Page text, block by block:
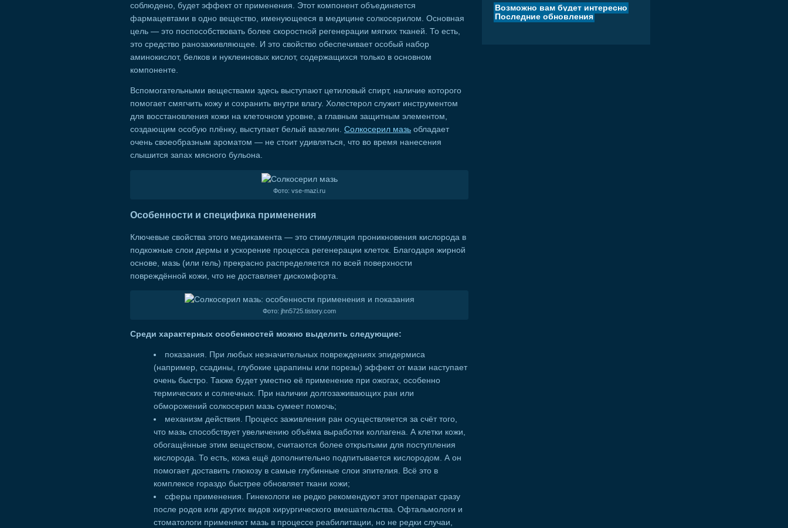
соблюдено, будет эффект от применения. Этот компонент объединяется
фармацевтами в одно вещество, именующееся в медицине солкосерилом. Основная
цель — это поспособствовать более скоростной регенерации мягких тканей. То есть,
это средство ранозаживляющее. И это свойство обеспечивает особый набор
аминокислот, белков и нуклеиновых кислот, содержащихся только в основном
компоненте.
Вспомогательными веществами здесь выступают цетиловый спирт, наличие которого
помогает смягчить кожу и сохранить внутри влагу. Холестерол служит инструментом
для восстановления кожи на клеточном уровне, а главным защитным элементом,
создающим особую плёнку, выступает белый вазелин. Солкосерил мазь обладает
очень своеобразным ароматом — не стоит удивляться, что во время нанесения
слышится запах мясного бульона.
Фото: vse-mazi.ru
Особенности и специфика применения
Ключевые свойства этого медикамента — это стимуляция проникновения кислорода в
подкожные слои дермы и ускорение процесса регенерации клеток. Благодаря жирной
основе, мазь (или гель) прекрасно распределяется по всей поверхности
повреждённой кожи, что не доставляет дискомфорта.
Фото: jhn5725.tistory.com
Среди характерных особенностей можно выделить следующие:
показания. При любых незначительных повреждениях эпидермиса
(например, ссадины, глубокие царапины или порезы) эффект от мази наступает
очень быстро. Также будет уместно её применение при ожогах, особенно
термических и солнечных. При наличии долгозаживающих ран или
обморожений солкосерил мазь сумеет помочь;
механизм действия. Процесс заживления ран осуществляется за счёт того,
что мазь способствует увеличению объёма выработки коллагена. А клетки кожи,
обогащённые этим веществом, считаются более открытыми для поступления
кислорода. То есть, кожа ещё дополнительно подпитывается кислородом. А он
помогает доставить глюкозу в самые глубинные слои эпителия. Всё это в
комплексе гораздо быстрее обновляет ткани кожи;
сферы применения. Гинекологи не редко рекомендуют этот препарат сразу
после родов или других видов хирургического вмешательства. Офтальмологи и
стоматологи применяют мазь в процессе реабилитации, но не редки случаи,
Возможно вам будет интересно
Последние обновления